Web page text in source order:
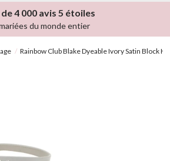
de 4 000 avis 5 étoiles
du monde entier
Rainbow Club Blake Dyeable Ivory Satin Block